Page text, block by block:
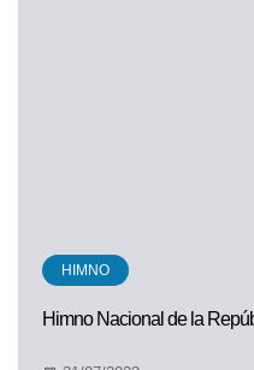
PARQUE
Parque Nacional Canaima